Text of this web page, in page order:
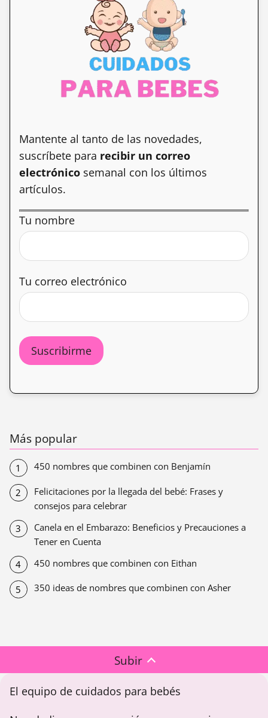
Mantente al tanto de las novedades,
suscríbete para recibir un correo
electrónico semanal con los últimos
artículos.
Tu nombre
Tu correo electrónico
Más popular
450 nombres que combinen con Benjamín
Felicitaciones por la llegada del bebé: Frases y
consejos para celebrar
Canela en el Embarazo: Beneficios y Precauciones a
Tener en Cuenta
450 nombres que combinen con Eithan
350 ideas de nombres que combinen con Asher
Subir
El equipo de cuidados para bebés